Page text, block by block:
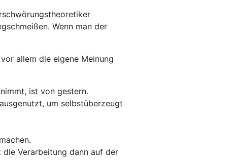
Wenn man der
allem die eigene Meinung
ist von gestern.
um selbstüberzeugt
Verarbeitung dann auf der